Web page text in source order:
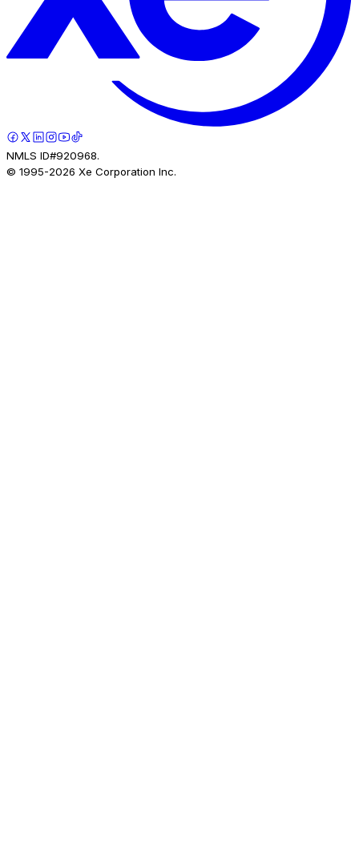
NMLS ID#920968.
© 1995-2026 Xe Corporation Inc.